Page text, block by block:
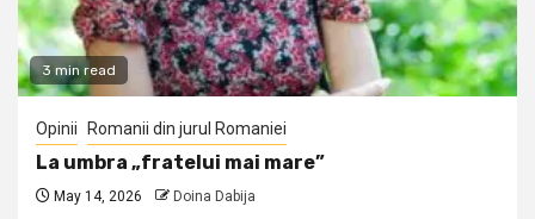
3 min read
Opinii Romanii din jurul Romaniei
La umbra „fratelui mai mare”
May 14, 2026 Doina Dabija